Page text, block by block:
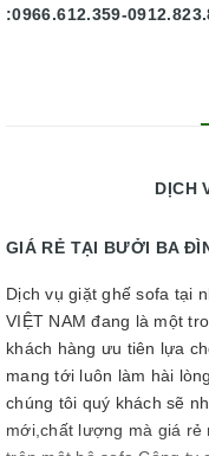
:0966.612.359-
DỊCH VỤ GIẶT
GIÁ RẺ TẠI BƯỞI BA
Dịch vụ giặt ghế sofa tại
VIỆT NAM đang là một
khách hàng ưu tiên lựa
mang tới luôn làm hài
chúng tôi quý khách sẽ
mới,chất lượng mà giá